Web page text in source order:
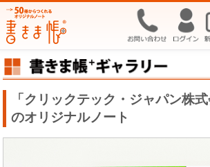
「クリックテック・ジャパン株
のオリジナルノート